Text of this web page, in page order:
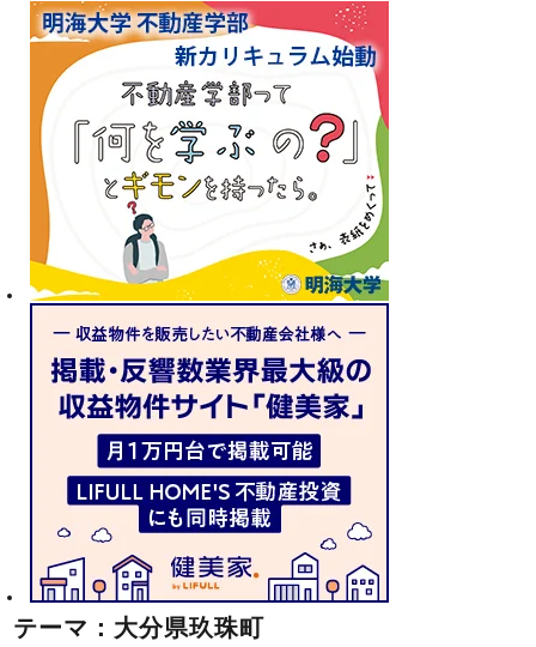
テーマ：大分県玖珠町